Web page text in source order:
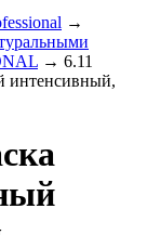
→
→ 6.11
интенсивный,